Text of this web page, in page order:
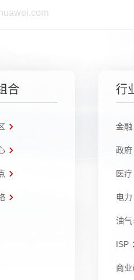
合 行
金融
政府
医疗
电力
油
ISP
商业